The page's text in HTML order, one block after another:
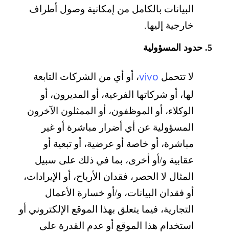
البيانات بالكامل من إمكانية وصول أطراف
خارجية إليها.
5. حدود المسؤولية
لا تتحمل vivo، أو أي من الشركات التابعة
لها، أو شركاتها الفرعية، أو المديرون، أو
الوكلاء، أو الموظفون، أو الممثلون الآخرون
المسؤولية عن أي أضرار مباشرة أو غير
مباشرة، أو خاصة أو عرضية، أو تبعية أو
عقابية و/أو أخرى، بما في ذلك على سبيل
المثال لا الحصر، فقدان الأرباح، أو الإيرادات،
أو فقدان البيانات، و/أو خسارة الأعمال
التجارية، فيما يتعلق بهذا الموقع الإلكتروني أو
استخدام هذا الموقع أو عدم القدرة على